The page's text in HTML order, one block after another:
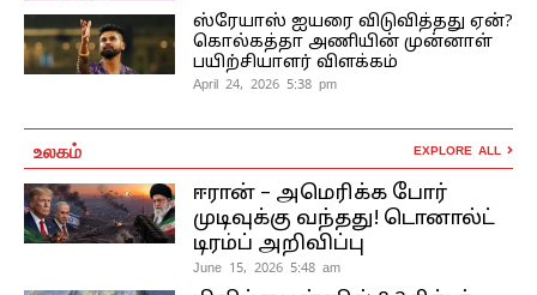
ஸ்ரேயாஸ் ஐயரை விடுவித்தது ஏன்?
கொல்கத்தா அணியின் முன்னாள்
பயிற்சியாளர் விளக்கம்
April 24, 2026 5:38 pm
உலகம் EXPLORE ALL
ஈரான் – அமெரிக்க போர்
முடிவுக்கு வந்தது! டொனால்ட்
டிரம்ப் அறிவிப்பு
June 15, 2026 5:48 am